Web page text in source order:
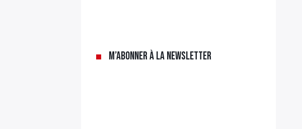
M’abonner à la newsletter